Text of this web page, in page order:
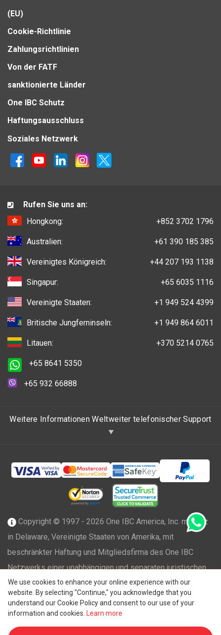
(EU)
Cookie-Richtlinie
Zahlungsrichtlinien
Von der FATF
sanktionierte Länder
One IBC Schutz
Haftungsausschluss
Soziales Netzwerk
We use cookies to enhance your online experience with our
website. By selecting "Continue," you acknowledge that you
understand our Cookie Policy and consent to our use of your
information and cookies.
Learn more
Rufen Sie uns an:
Hongkong:
+852 3702 1796
Australien: +61 390 185 385
Vereinigtes Königreich: +44 207 193 1138
Singapur: +65 6035 1116
Vereinigte Staaten: +1 949 524 4399
Britische Jungferninseln: +1 949 864 6011
Litauen: +370 5214 0765
+65 8641 5350
+65 932 66888
Weitere Informationen Weltweiter telefonischer Support
Copyright © 1997 - 2026 One IBC America, Inc. mit Sitz
in Delaware, Vereinigte Staaten von Amerika, mit
beschränkter Haftung und Mitgliedsfirma des One IBC
Netzwerks einer unabhängigen und separaten juristischen
Person, die mit der One IBC® Group ("One IBC Limited
einer Schweizer Einheit, verbunden ist. Alle Rechte
vorbehalten. Weitere Informationen finden Sie unter
IBC Struktur.